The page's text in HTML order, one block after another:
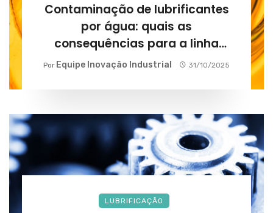
Contaminação de lubrificantes
por água: quais as
consequências para a linha
produtiva?
Por Equipe Inovação Industrial 31/10/2025
LUBRIFICAÇÃO